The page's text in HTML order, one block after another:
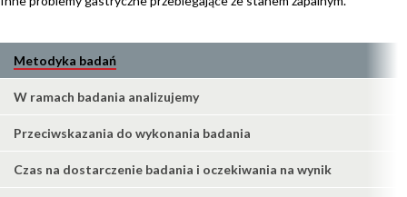
Metodyka badań
W ramach badania analizujemy
Przeciwskazania do wykonania badania
Czas na dostarczenie badania i oczekiwania na wynik